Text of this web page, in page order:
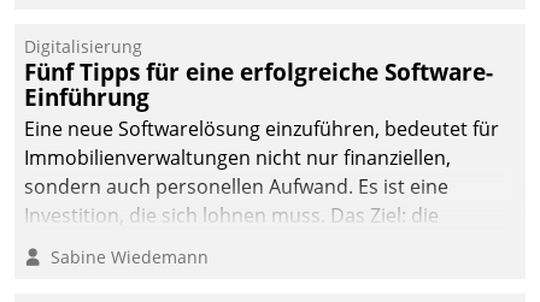
Digitalisierung
Fünf Tipps für eine erfolgreiche Software-
Einführung
Eine neue Softwarelösung einzuführen, bedeutet für
Immobilienverwaltungen nicht nur finanziellen,
sondern auch personellen Aufwand. Es ist eine
Investition, die sich lohnen muss. Das Ziel: die
nachhaltige Optimierung der Geschäftsabläufe. Damit
dieses Ziel erreicht wird, sollten einige Grundregeln
Sabine Wiedemann